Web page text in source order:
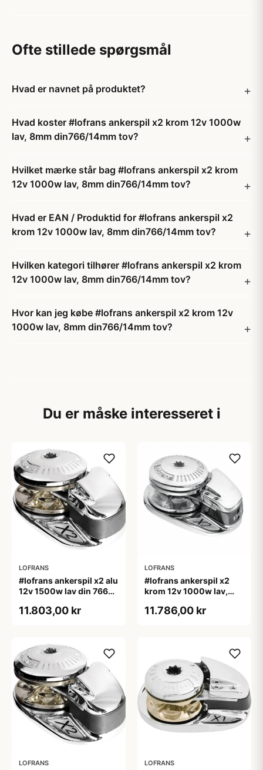
Ofte stillede spørgsmål
Hvad er navnet på produktet?
Hvad koster #lofrans ankerspil x2 krom 12v 1000w
lav, 8mm din766/14mm tov?
Hvilket mærke står bag #lofrans ankerspil x2 krom
12v 1000w lav, 8mm din766/14mm tov?
Hvad er EAN / Produktid for #lofrans ankerspil x2
krom 12v 1000w lav, 8mm din766/14mm tov?
Hvilken kategori tilhører #lofrans ankerspil x2 krom
12v 1000w lav, 8mm din766/14mm tov?
Hvor kan jeg købe #lofrans ankerspil x2 krom 12v
1000w lav, 8mm din766/14mm tov?
Du er måske interesseret i
LOFRANS
#lofrans ankerspil x2 alu
12v 1500w lav din 766
11.803,00 kr
LOFRANS
#lofrans ankerspil x2
krom 12v 1000w lav,
11.786,00 kr
LOFRANS LOFRANS